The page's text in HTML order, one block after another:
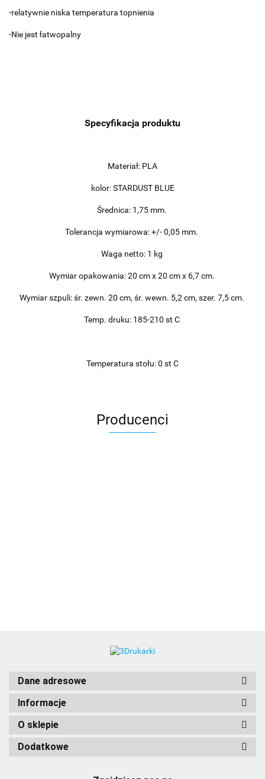
-relatywnie niska temperatura topnienia
-Nie jest łatwopalny
Specyfikacja produktu
Materiał: PLA
kolor: STARDUST BLUE
Średnica: 1,75 mm.
Tolerancja wymiarowa: +/- 0,05 mm.
Waga netto: 1 kg
Wymiar opakowania: 20 cm x 20 cm x 6,7 cm.
Wymiar szpuli: śr. zewn. 20 cm, śr. wewn. 5,2 cm, szer. 7,5 cm.
Temp. druku: 185-210 st C
Temperatura stołu: 0 st C
Producenci
Dane adresowe
Informacje
O sklepie
Dodatkowe